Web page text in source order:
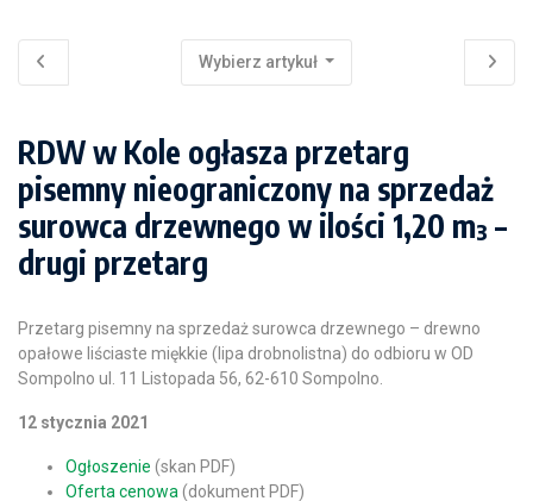
Wybierz artykuł
RDW w Kole ogłasza przetarg
pisemny nieograniczony na sprzedaż
surowca drzewnego w ilości 1,20 m³ –
drugi przetarg
Przetarg pisemny na sprzedaż surowca drzewnego – drewno
opałowe liściaste miękkie (lipa drobnolistna) do odbioru w OD
Sompolno ul. 11 Listopada 56, 62-610 Sompolno.
12 stycznia 2021
Ogłoszenie (skan PDF)
Oferta cenowa (dokument PDF)